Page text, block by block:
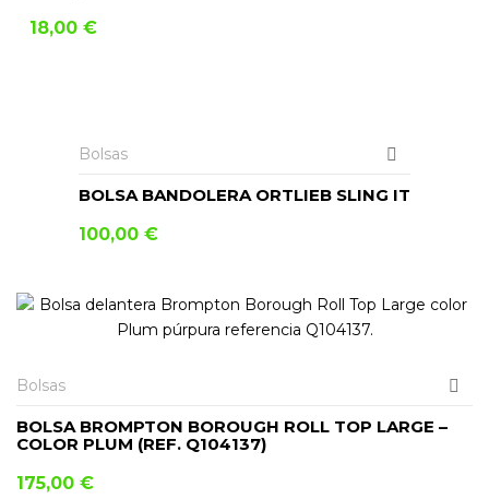
18,00 €
Bolsas
BOLSA BANDOLERA ORTLIEB SLING IT
100,00 €
Bolsas
BOLSA BROMPTON BOROUGH ROLL TOP LARGE –
COLOR PLUM (REF. Q104137)
175,00 €